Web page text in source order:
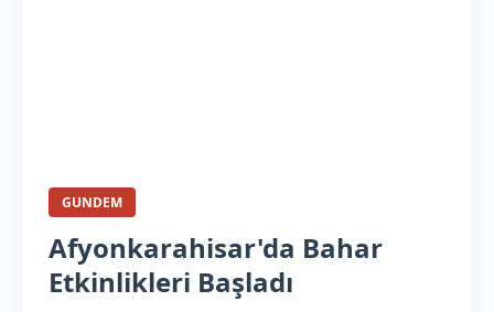
GUNDEM
Afyonkarahisar'da Bahar
Etkinlikleri Başladı